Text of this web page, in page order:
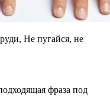
Не пугайся, не
фраза под